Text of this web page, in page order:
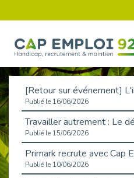
Publié le 16/06/2026
Publié le 15/06/2026
Publié le 10/06/2026